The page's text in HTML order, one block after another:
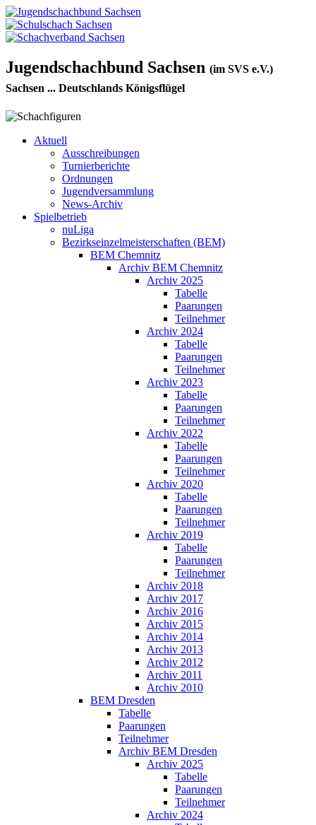
Jugendschachbund Sachsen (im SVS e.V.)
Sachsen ... Deutschlands Königsflügel
Aktuell
Ausschreibungen
Turnierberichte
Ordnungen
Jugendversammlung
News-Archiv
Spielbetrieb
nuLiga
Bezirkseinzelmeisterschaften (BEM)
BEM Chemnitz
Archiv BEM Chemnitz
Archiv 2025
Tabelle
Paarungen
Teilnehmer
Archiv 2024
Tabelle
Paarungen
Teilnehmer
Archiv 2023
Tabelle
Paarungen
Teilnehmer
Archiv 2022
Tabelle
Paarungen
Teilnehmer
Archiv 2020
Tabelle
Paarungen
Teilnehmer
Archiv 2019
Tabelle
Paarungen
Teilnehmer
Archiv 2018
Archiv 2017
Archiv 2016
Archiv 2015
Archiv 2014
Archiv 2013
Archiv 2012
Archiv 2011
Archiv 2010
BEM Dresden
Tabelle
Paarungen
Teilnehmer
Archiv BEM Dresden
Archiv 2025
Tabelle
Paarungen
Teilnehmer
Archiv 2024